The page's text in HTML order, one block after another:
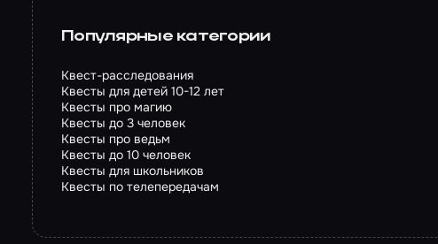
Популярные категории
Квест-расследования
Квесты для детей 10-12 лет
Квесты про магию
Квесты до 3 человек
Квесты про ведьм
Квесты до 10 человек
Квесты для школьников
Квесты по телепередачам